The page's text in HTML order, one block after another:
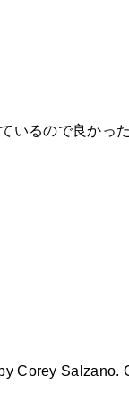
いるので良かっ
Corey Salzano.